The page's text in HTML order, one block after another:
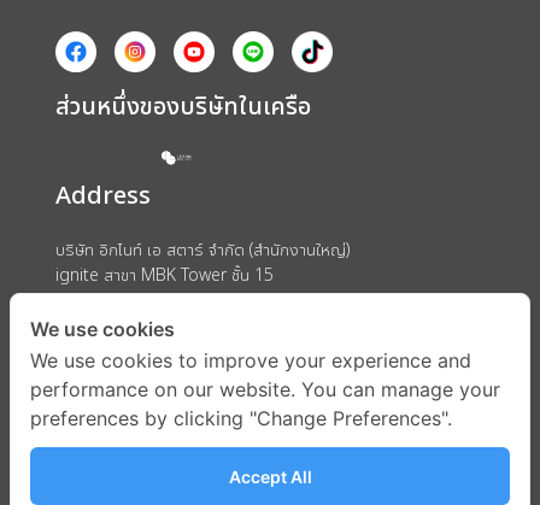
ส่วนหนึ่งของบริษัทในเครือ
Address
บริษัท อิกไนท์ เอ สตาร์ จำกัด (สำนักงานใหญ่)
ignite สาขา MBK Tower ชั้น 15
ถนนพญาไท แขวงวังใหม่ เขตปทุมวัน กรุงเทพมหานคร 10330
We use cookies
We use cookies to improve your experience and
performance on our website. You can manage your
preferences by clicking "Change Preferences".
Accept All